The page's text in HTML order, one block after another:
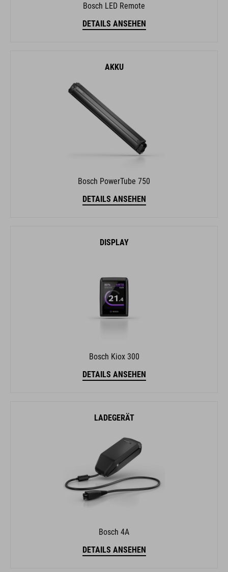
Bosch LED Remote
DETAILS ANSEHEN
AKKU
Bosch PowerTube 750
DETAILS ANSEHEN
DISPLAY
Bosch Kiox 300
DETAILS ANSEHEN
LADEGERÄT
Bosch 4A
DETAILS ANSEHEN